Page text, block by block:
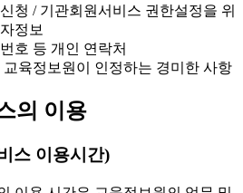
청 / 기관회원서비스 권한설정을 위
정보
호 등 개인 연락처
육정보원이 인정하는 경미한 사항
의 이용
스 이용시간)